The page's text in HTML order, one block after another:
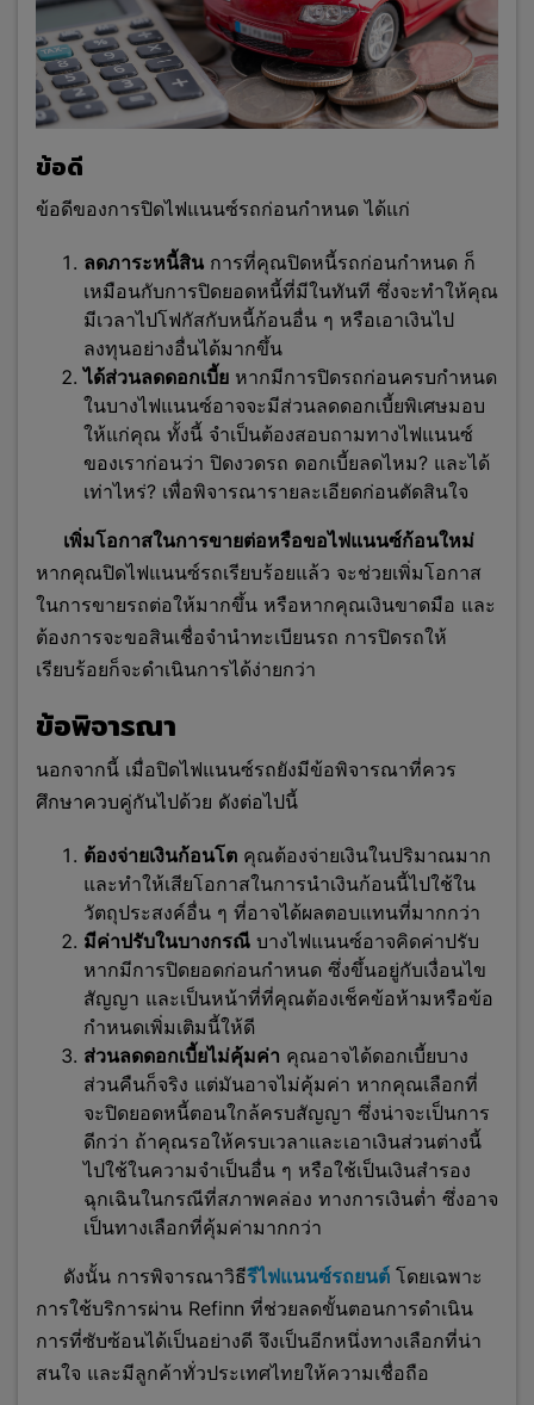
ข้อดี
ข้อดีของการปิดไฟแนนซ์รถก่อนกำหนด ได้แก่
ลดภาระหนี้สิน การที่คุณปิดหนี้รถก่อนกำหนด ก็
เหมือนกับการปิดยอดหนี้ที่มีในทันที ซึ่งจะทำให้คุณ
มีเวลาไปโฟกัสกับหนี้ก้อนอื่น ๆ หรือเอาเงินไป
ลงทุนอย่างอื่นได้มากขึ้น
ได้ส่วนลดดอกเบี้ย หากมีการปิดรถก่อนครบกำหนด
ในบางไฟแนนซ์อาจจะมีส่วนลดดอกเบี้ยพิเศษมอบ
ให้แก่คุณ ทั้งนี้ จำเป็นต้องสอบถามทางไฟแนนซ์
ของเราก่อนว่า ปิดงวดรถ ดอกเบี้ยลดไหม? และได้
เท่าไหร่? เพื่อพิจารณารายละเอียดก่อนตัดสินใจ
เพิ่มโอกาสในการขายต่อหรือขอไฟแนนซ์ก้อนใหม่
หากคุณปิดไฟแนนซ์รถเรียบร้อยแล้ว จะช่วยเพิ่มโอกาส
ในการขายรถต่อให้มากขึ้น หรือหากคุณเงินขาดมือ และ
ต้องการจะขอสินเชื่อจำนำทะเบียนรถ การปิดรถให้
เรียบร้อยก็จะดำเนินการได้ง่ายกว่า
ข้อพิจารณา
นอกจากนี้ เมื่อปิดไฟแนนซ์รถยังมีข้อพิจารณาที่ควร
ศึกษาควบคู่กันไปด้วย ดังต่อไปนี้
ต้องจ่ายเงินก้อนโต คุณต้องจ่ายเงินในปริมาณมาก
และทำให้เสียโอกาสในการนำเงินก้อนนี้ไปใช้ใน
วัตถุประสงค์อื่น ๆ ที่อาจได้ผลตอบแทนที่มากกว่า
มีค่าปรับในบางกรณี บางไฟแนนซ์อาจคิดค่าปรับ
หากมีการปิดยอดก่อนกำหนด ซึ่งขึ้นอยู่กับเงื่อนไข
สัญญา และเป็นหน้าที่ที่คุณต้องเช็คข้อห้ามหรือข้อ
กำหนดเพิ่มเติมนี้ให้ดี
ส่วนลดดอกเบี้ยไม่คุ้มค่า คุณอาจได้ดอกเบี้ยบาง
ส่วนคืนก็จริง แต่มันอาจไม่คุ้มค่า หากคุณเลือกที่
จะปิดยอดหนี้ตอนใกล้ครบสัญญา ซึ่งน่าจะเป็นการ
ดีกว่า ถ้าคุณรอให้ครบเวลาและเอาเงินส่วนต่างนี้
ไปใช้ในความจำเป็นอื่น ๆ หรือใช้เป็นเงินสำรอง
ฉุกเฉินในกรณีที่สภาพคล่อง ทางการเงินต่ำ ซึ่งอาจ
เป็นทางเลือกที่คุ้มค่ามากกว่า
ดังนั้น การพิจารณาวิธีรีไฟแนนซ์รถยนต์ โดยเฉพาะ
การใช้บริการผ่าน Refinn ที่ช่วยลดขั้นตอนการดำเนิน
การที่ซับซ้อนได้เป็นอย่างดี จึงเป็นอีกหนึ่งทางเลือกที่น่า
สนใจ และมีลูกค้าทั่วประเทศไทยให้ความเชื่อถือ